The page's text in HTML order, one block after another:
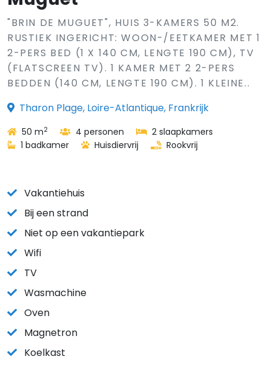
"BRIN DE MUGUET", HUIS 3-KAMERS 50 M2.
RUSTIEK INGERICHT: WOON-/EETKAMER MET 1
2-PERS BED (1 X 140 CM, LENGTE 190 CM), TV
(FLATSCREEN TV). 1 KAMER MET 2 2-PERS
BEDDEN (140 CM, LENGTE 190 CM). 1 KLEINE..
Tharon Plage, Loire-Atlantique, Frankrijk
50 m2 4 personen
2 slaapkamers
1 badkamer
Huisdiervrij Rookvrij
Vakantiehuis
Bij een strand
Niet op een vakantiepark
Wifi
TV
Wasmachine
Oven
Magnetron
Koelkast